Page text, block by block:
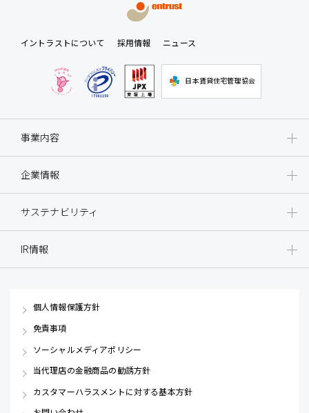
イントラストについて 採用情報 ニュース
日本賃貸住宅管理協会
事業内容
企業情報
サステナビリティ
IR情報
個人情報保護方針
免責事項
ソーシャルメディアポリシー
当代理店の金融商品の勧誘方針
カスタマーハラスメントに対する基本方針